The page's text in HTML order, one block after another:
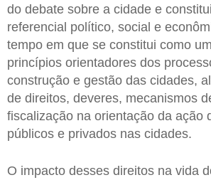
do debate sobre a cidade e
referencial político, social e
tempo em que se constitui como
princípios orientadores dos
construção e gestão das cidades,
de direitos, deveres, mecanismos
fiscalização na orientação da ação
públicos e privados nas cidades.
O impacto desses direitos na vida